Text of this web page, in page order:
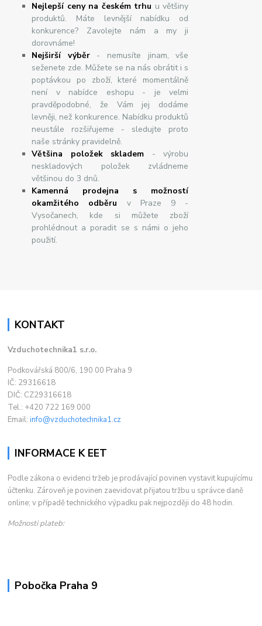
Nejlepší ceny na českém trhu u většiny
produktů. Máte levnější nabídku od
konkurence? Zavolejte nám a my ji
dorovnáme!
Nejširšívýběr- nemusíte jinam, vše
seženete zde. Můžete se na nás obrátit i s
poptávkou po zboží, které momentálně
není v nabídce eshopu - je velmi
pravděpodobné, že Vám jej dodáme
levněji, než konkurence. Nabídku produktů
neustále rozšiřujeme - sledujte proto
naše stránky pravidelně.
Většina položek skladem - výrobu
neskladových položek zvládneme
většinou do 3 dnů.
Kamenná prodejna s možností
okamžitého odběru v Praze 9 -
Vysočanech, kde si můžete zboží
prohlédnout a poradit se s námi o jeho
použití.
KONTAKT
Vzduchotechnika1 s.r.o.
Podkovářská 800/6, 190 00 Praha 9
IČ: 29316618
DIČ: CZ29316618
Tel.: +420 722 169 000
Email:info@vzduchotechnika1.cz
INFORMACE K EET
Podle zákona o evidenci tržeb je prodávající povinen vystavit kupujícímu
účtenku. Zároveň je povinen zaevidovat přijatou tržbu u správce daně
online; v případě technického výpadku pak nejpozději do 48 hodin.
Možnosti plateb:
Pobočka Praha 9